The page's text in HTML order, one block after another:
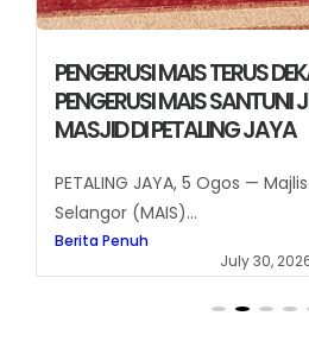
PENGERUSI MAIS TERUS
PENGERUSI MAIS SANTUNI
MASJID DI PETALING JAYA
PETALING JAYA, 5 Ogos —
Selangor (MAIS)...
Berita Penuh
July 30,